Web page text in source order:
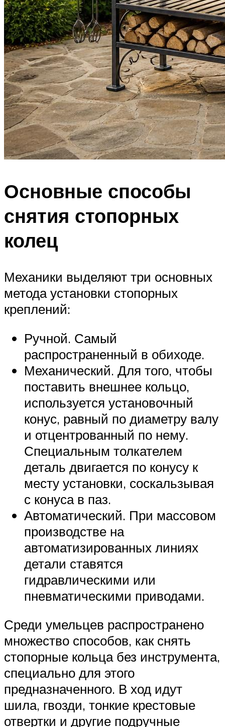
Основные способы
снятия стопорных
колец
Механики выделяют три основных
метода установки стопорных
креплений:
Ручной. Самый
распространенный в обиходе.
Механический. Для того, чтобы
поставить внешнее кольцо,
используется установочный
конус, равный по диаметру валу
и отцентрованный по нему.
Специальным толкателем
деталь двигается по конусу к
месту установки, соскальзывая
с конуса в паз.
Автоматический. При массовом
производстве на
автоматизированных линиях
детали ставятся
гидравлическими или
пневматическими приводами.
Среди умельцев распространено
множество способов, как снять
стопорные кольца без инструмента,
специально для этого
предназначенного. В ход идут
шила, гвозди, тонкие крестовые
отвертки и другие подручные